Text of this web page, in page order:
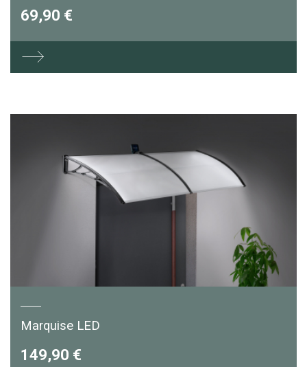
69,90 €
Marquise LED
149,90 €